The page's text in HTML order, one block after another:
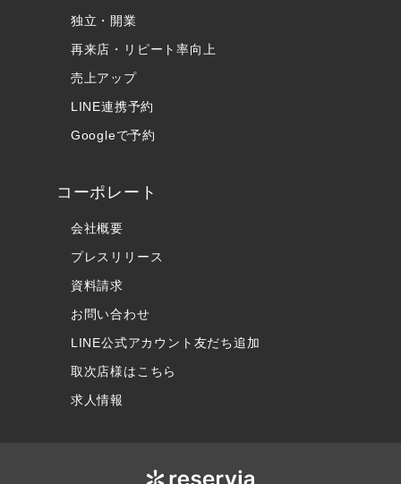
独立・開業
再来店・リピート率向上
売上アップ
LINE連携予約
Googleで予約
コーポレート
会社概要
プレスリリース
資料請求
お問い合わせ
LINE公式アカウント友だち追加
取次店様はこちら
求人情報